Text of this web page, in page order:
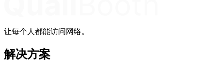
让每个人都能访问网络。
解决方案